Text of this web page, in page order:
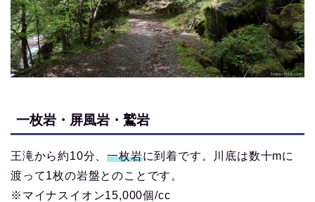
一枚岩・屏風岩・鷲岩
王滝から約10分、一枚岩に到着です。川底は数十mに
渡って1枚の岩盤とのことです。
※マイナスイオン15,000個/cc